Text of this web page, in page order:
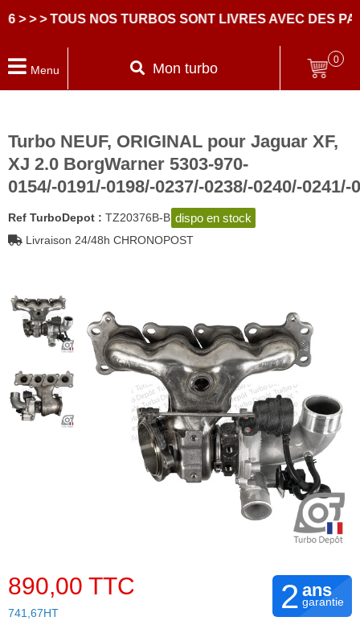
> TOUS NOS TURBOS SONT LIVRES AVEC DES
Menu Mon turbo
0
Turbo NEUF, ORIGINAL pour Jaguar XF,
XJ 2.0 BorgWarner 5303-970-
0154/-0191/-0198/-0237/-0238/-0240/-
Ref TurboDepot : TZ20376B-B dispo en stock
Livraison 24/48h CHRONOPOST
890,00 TTC
741,67HT 2 ans
garantie